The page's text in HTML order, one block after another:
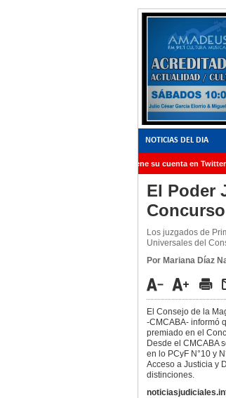
NOTICIAS DEL DIA
NoticiasJudiciales.INFO tiene su cuenta en Twitter :
AMIA quedó radicada ante el Juez Daniel Rafecas
El Poder
Los juzgados de
Universales del
Por Mariana Díaz
El Consejo de la
-CMCABA- informó
premiado en el
Desde el CMCABA
en lo PCyF N°10 y
Acceso a Justicia y
distinciones.